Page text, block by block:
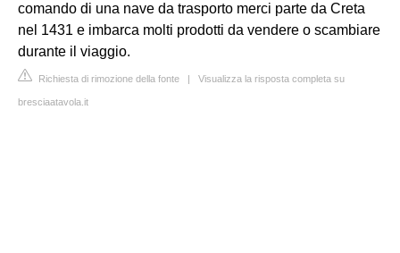
comando di una nave da trasporto merci parte da Creta
nel 1431 e imbarca molti prodotti da vendere o scambiare
durante il viaggio.
Richiesta di rimozione della fonte | Visualizza la risposta completa su
bresciaatavola.it